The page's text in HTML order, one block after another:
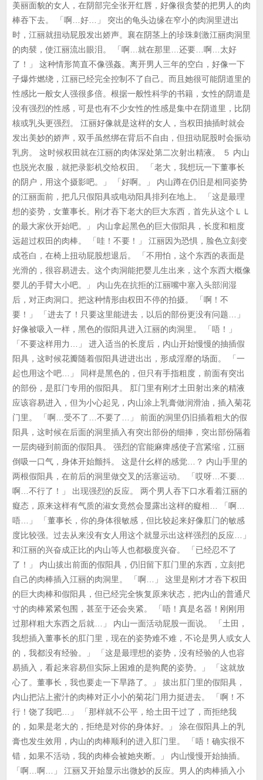
美丽面貌的女人，在阴部完全张开红唇，好像很贪婪的把男人的肉
棒吞下去。 「啊…好…」 突出的龟头边缘在窄小的肉洞里进出
时，江丽就扭动屁股发出娇声。襄在阴茎上的珍珠刺激江丽肉洞里
的肉襞，使江丽流出眼泪。 「啊…就在那里…还要…啊…太好
了！」 这种情形简直不像强姦。离开男人三年的空白，好像一下
子爆炸燃绕，江丽已经完全控制不了自己。而且她很可能阴道里的
性感比一般女人强很多倍。根据一般性科学的书籍，女性的阴道是
没有强烈的性感，可是也有不少女性的性感是集中在阴道里，比阴
核或乳头更强烈。 江丽好像就是这样的女人，当权田抽插时就会
发出美妙的娇声，双手虽然绑在背后不自由，但扭动屁股时会振动
乳房。 这时候权田就在江丽的肉体深处第二次射出精液。 ５ 内山
也脱光衣服，就把录影机交给权田。 「老大，我想玩一下董事长
的阴户，用这个摄影吧。」 「好啊。」 内山蹲在仍旧是相同姿势
的江丽面前，把几只假阳具或电动阳具排列在地上。 「这是最理
想的姿势，女董事长。刚才吞下老大的巨大东西，首先从这个ＬＬ
的最大家伙开始吧。」 内山拿起黑色的巨大假阳具，长度和粗度
远超过权田的肉棒。 「哇！不要！」 江丽因为恐惧，脸色立刻变
成苍白，在椅上扭动屁股想退后。 「不用怕，这个东西的表面是
光滑的，很容易进去。这个肉洞能把婴儿生出来，这个东西大概像
婴儿的手臂大小吧。」 内山先在抗拒的江丽嘴中塞入头部润湿
后，对正肉洞口。把这种情形由权田不停的拍摄。 「啊！不
要！」 「进去了！只要这里能进去，以后的部份更没有问题…」
好像被吸入一样，黑色的假阳具进入江丽的肉洞里。 「唔！」
「不要这样用力…」 进入适当的长度后，内山开始慢慢的抽插假
阳具，这时候花瓣随着假阳具进进出出，形成淫靡的场面。 「一
起也用这个吧…」 同样是黑色的，但只有手指粗度，前面有突出
的部份，是肛门专用的假阳具。 肛门里有刚才土田射出来的精液
应该容易进入，但为小心起见，内山涂上乳膏做润滑油，插入菊花
门里。 「啊…受不了…不要了…」 前面的洞里仍旧插着粗大的假
阳具，这时候在后面的洞里插入有突出部份的细捧，突出部份隔着
一层肉碰到前面的假阳具。 强烈的官能麻痺感使子宫紧缩，江丽
倒吸一口气，身体开始颤抖。 这是什幺样的感觉…？ 内山手里的
两根假阳具，在前后的洞里做交叉的活塞运动。 「哎呀…不要…
啊…不行了！」 出现强烈的反应。 两个男人吞下口水看着江丽的
癡态，原来这样有气质的淑女竟然会显露出这样的癡相… 「啊…
唔…」 「董事长，你的身体很敏感，但比较起来好像肛门的敏感
度比较强。过去从来没有女人用这个就显示出这样强烈的反应…」
和江丽的兴奋成正比的内山等人也都极度兴奋。 「已经忍不了
了！」 内山拔出前面的假阳具，仍旧留下肛门里的东西，立刻把
自己的肉棒插入江丽的肉洞里。 「啊…」 这里是刚才才吞下权田
的巨大肉棒和假阳具，但已经完全恢复原来状态，把内山的普通尺
寸的肉棒紧紧包围，甚至于还会夹紧。 「唔！真是名器！刚刚用
过那样粗大东西之后就…」 内山一面活动屁股一面说。 「土田，
我想插入董事长的肛门里，现在的姿势难不难，不论是男人或女人
的，我都没有经验。」 「这是最理想的姿势，没有经验的人也容
易插入，看起来容易但实际上困难的是狗爬的姿势。」 「这就放
心了。董事长，我也要走一下旱路了。」 拔出肛门里的假阳具，
内山把沾上蜜汁的肉棒对正小小的菊花门用力挺进去。 「啊！不
行！饶了我吧…」 「那样就不公平，给土田干过了，而拒绝我
的，如果是老大的，拒绝是对你的身体好。」 涂在假阳具上的乳
膏也发生效用，内山的肉棒顺利的进入肛门里。 「唔！确实很不
错，如果不活动，我的肉棒会被她夹断。」 内山慢慢开始抽插。
「啊…啊…」 江丽又开始显示出微妙的反应。男人的肉棒插入小